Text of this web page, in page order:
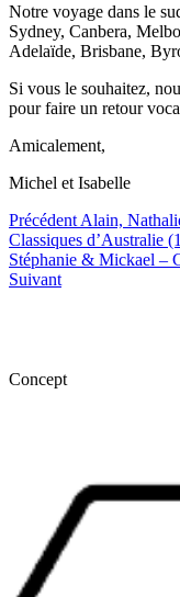
Notre voyage dans le
Sydney, Canbera,
Adelaïde, Brisbane,
Si vous le souhaitez,
pour faire un retour
Amicalement,
Michel et Isabelle
Précédent Alain,
Classiques d’Australie
Stéphanie & Mickael –
Suivant
Concept